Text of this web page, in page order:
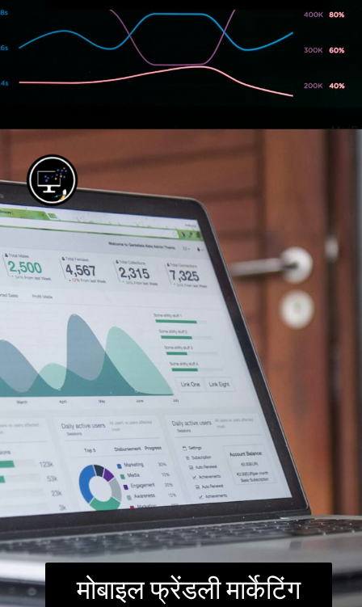
मोबाइल फ्रेंडली मार्केटिंग